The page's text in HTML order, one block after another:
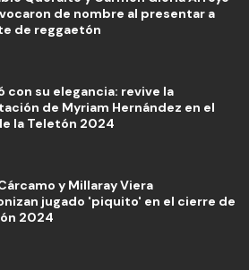
de nombre al presentar a
de reggaetón
con su elegancia: revive la
de Myriam Hernández en el
la Teletón 2024
y Millaray Viera
jugado 'piquito' en el cierre de
2024